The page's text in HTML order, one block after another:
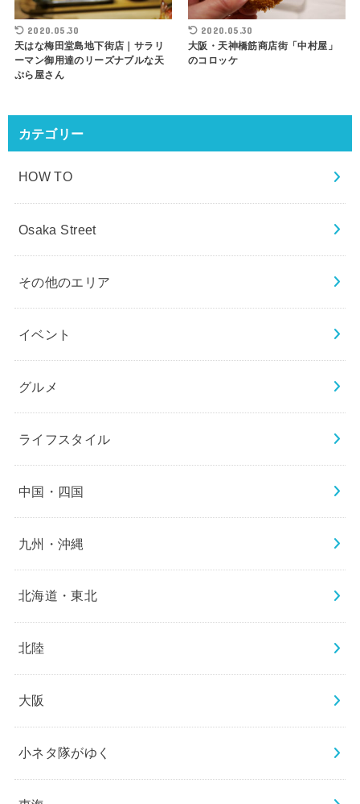
2020.05.30
天はな梅田堂島地下街店｜サラリ
ーマン御用達のリーズナブルな天
ぷら屋さん
2020.05.30
大阪・天神橋筋商店街「中村屋」
のコロッケ
カテゴリー
HOW TO
Osaka Street
その他のエリア
イベント
グルメ
ライフスタイル
中国・四国
九州・沖縄
北海道・東北
北陸
大阪
小ネタ隊がゆく